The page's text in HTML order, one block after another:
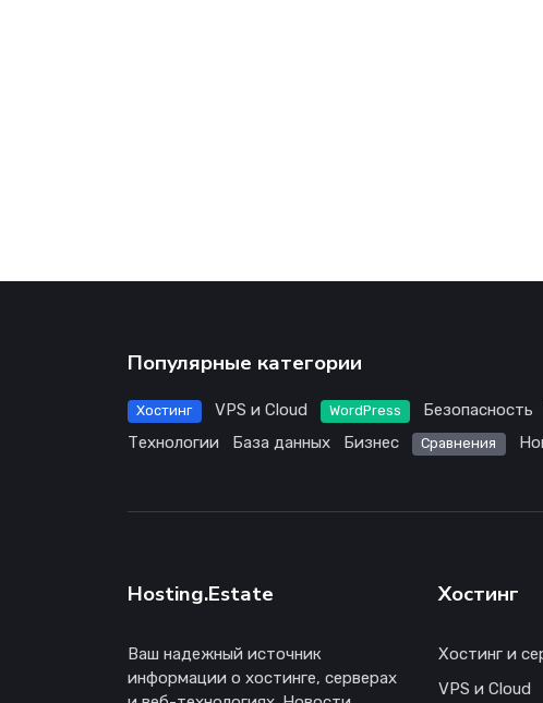
Популярные категории
Хостинг VPS и Cloud WordPress Безопасность
Технологии База данных Бизнес Сравнения
Hosting.Estate
Ваш надежный источник
информации о хостинге, серверах
Хостинг
Хостинг и
VPS и Cloud